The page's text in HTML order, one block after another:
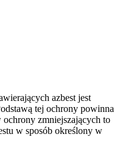
azbest jest
tej ochrony powinna
zmniejszających to
w sposób określony w